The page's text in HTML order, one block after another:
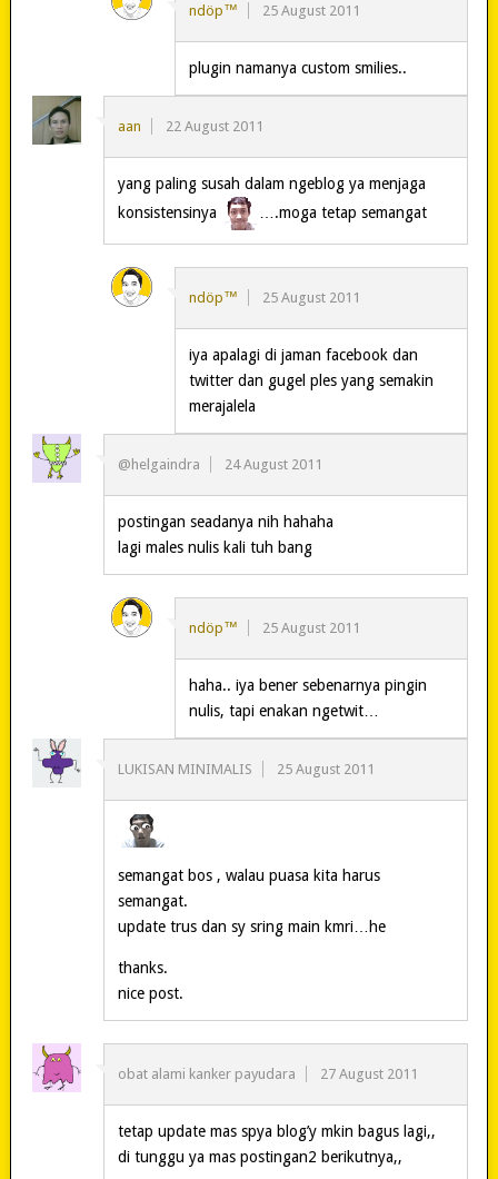
ndöp™ 25 August 2011
plugin namanya custom smilies..
aan 22 August 2011
yang paling susah dalam ngeblog ya menjaga
konsistensinya
….moga tetap semangat
ndöp™ 25 August 2011
iya apalagi di jaman facebook dan
twitter dan gugel ples yang semakin
merajalela
@helgaindra 24 August 2011
postingan seadanya nih hahaha
lagi males nulis kali tuh bang
ndöp™ 25 August 2011
haha.. iya bener sebenarnya pingin
nulis, tapi enakan ngetwit…
LUKISAN MINIMALIS 25 August 2011
semangat bos , walau puasa kita harus
semangat.
update trus dan sy sring main kmri…he
thanks.
nice post.
obat alami kanker payudara 27 August 2011
tetap update mas spya blog’y mkin bagus lagi,,
di tunggu ya mas postingan2 berikutnya,,